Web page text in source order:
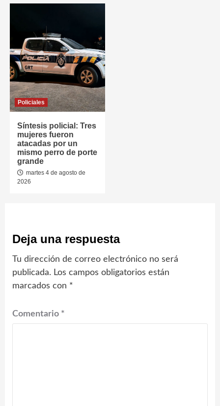
Policiales
Síntesis policial: Tres
mujeres fueron
atacadas por un
mismo perro de porte
grande
martes 4 de agosto de
2026
Deja una respuesta
Tu dirección de correo electrónico no será
publicada. Los campos obligatorios están
marcados con *
Comentario *